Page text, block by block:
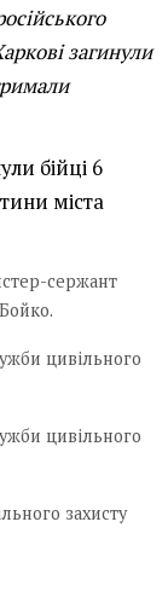
загинули
бійці 6
міста
сержант
цивільного
цивільного
захисту